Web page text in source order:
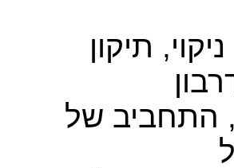
תיקון
התחביב של